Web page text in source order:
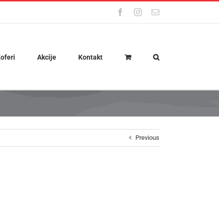
FacebookInstagram
Email
Akcije Kontakt
Previous